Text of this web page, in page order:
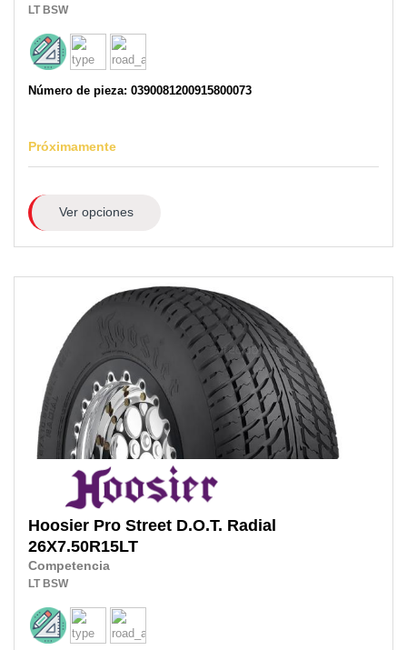
LT BSW
Número de pieza: 0390081200915800073
Próximamente
Ver opciones
Hoosier Pro Street D.O.T. Radial
26X7.50R15LT
Competencia
LT BSW